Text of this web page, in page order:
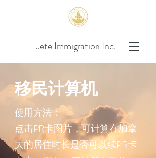
Jete Immigration Inc.
移民计算机
使用方法：
点击PR卡图片，可计算在加拿
大的居住时长是否可以续PR卡